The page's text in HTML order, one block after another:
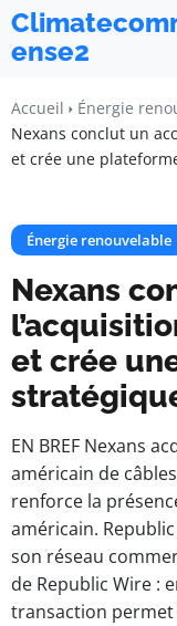
ense2
Accueil
Énergie
Nexans conclut un
et crée une
Énergie renouvelable
Nexans
et crée
EN BREF Nexans
américain de
renforce la
américain.
son réseau
de Republic Wire :
transaction permet